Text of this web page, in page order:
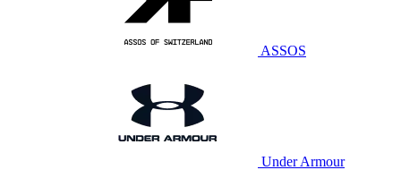
ASSOS
Under Armour